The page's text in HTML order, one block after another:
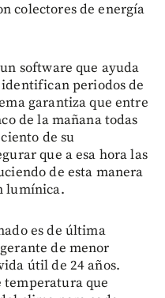
colectores de energía
software que ayuda
periodos de
garantiza que entre
de la mañana todas
de su
que a esa hora las
de esta manera
lumínica.
es de última
de menor
útil de 24 años.
temperatura que